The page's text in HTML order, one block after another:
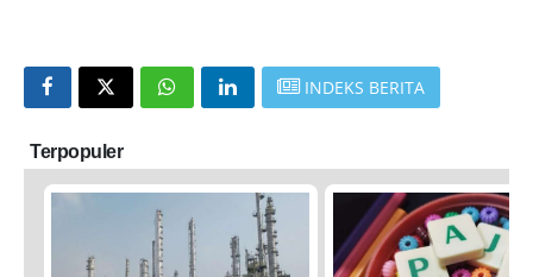
INDEKS BERITA
Terpopuler